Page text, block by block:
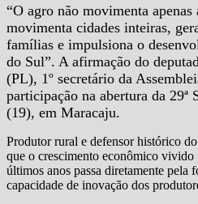
“O agro não movimenta
movimenta cidades inteiras,
famílias e impulsiona o
do Sul”. A afirmação do
(PL), 1º secretário da
participação na abertura da 29ª
(19), em Maracaju.
Produtor rural e defensor histórico
que o crescimento econômico
últimos anos passa diretamente pela
capacidade de inovação dos